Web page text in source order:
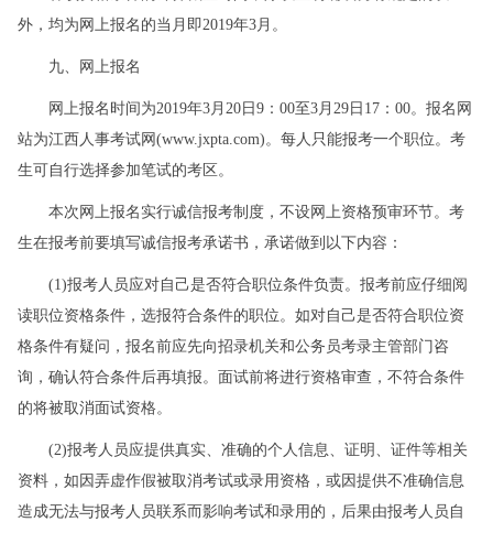
外，均为网上报名的当月即2019年3月。
九、网上报名
网上报名时间为2019年3月20日9：00至3月29日17：00。报名网
站为江西人事考试网(www.jxpta.com)。每人只能报考一个职位。考
生可自行选择参加笔试的考区。
本次网上报名实行诚信报考制度，不设网上资格预审环节。考
生在报考前要填写诚信报考承诺书，承诺做到以下内容：
(1)报考人员应对自己是否符合职位条件负责。报考前应仔细阅
读职位资格条件，选报符合条件的职位。如对自己是否符合职位资
格条件有疑问，报名前应先向招录机关和公务员考录主管部门咨
询，确认符合条件后再填报。面试前将进行资格审查，不符合条件
的将被取消面试资格。
(2)报考人员应提供真实、准确的个人信息、证明、证件等相关
资料，如因弄虚作假被取消考试或录用资格，或因提供不准确信息
造成无法与报考人员联系而影响考试和录用的，后果由报考人员自